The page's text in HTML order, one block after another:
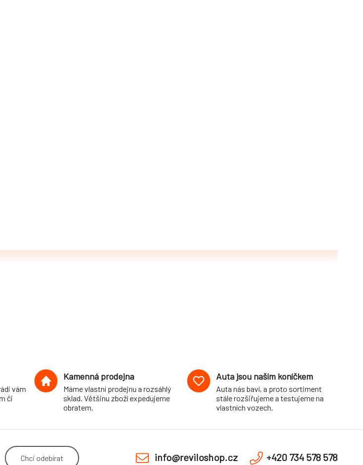
vám
či
Kamenná prodejna
Máme vlastní prodejnu a rozsáhlý
sklad. Většinu zboží expedujeme
obratem.
Auta jsou naším koníčkem
Auta nás baví, a proto sortiment
stále rozšiřujeme a testujeme na
vlastních vozech.
Chci odebírat info@reviloshop.cz +420 734 578 578